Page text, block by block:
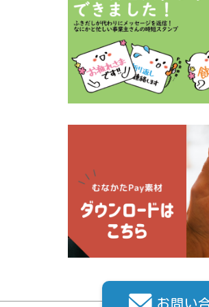
お問い